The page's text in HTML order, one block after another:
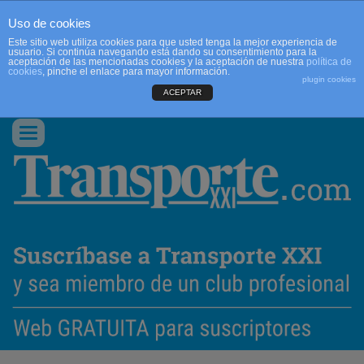
CONTACTO
Conmutar
navegación
Uso de cookies
Este sitio web utiliza cookies para que usted tenga la mejor experiencia de
usuario. Si continúa navegando está dando su consentimiento para la
aceptación de las mencionadas cookies y la aceptación de nuestra política de
cookies, pinche el enlace para mayor información.
plugin cookies
ACEPTAR